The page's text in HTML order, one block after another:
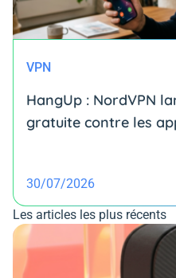
VPN
HangUp : NordVPN
gratuite contre les
30/07/2026
Les articles les plus récents